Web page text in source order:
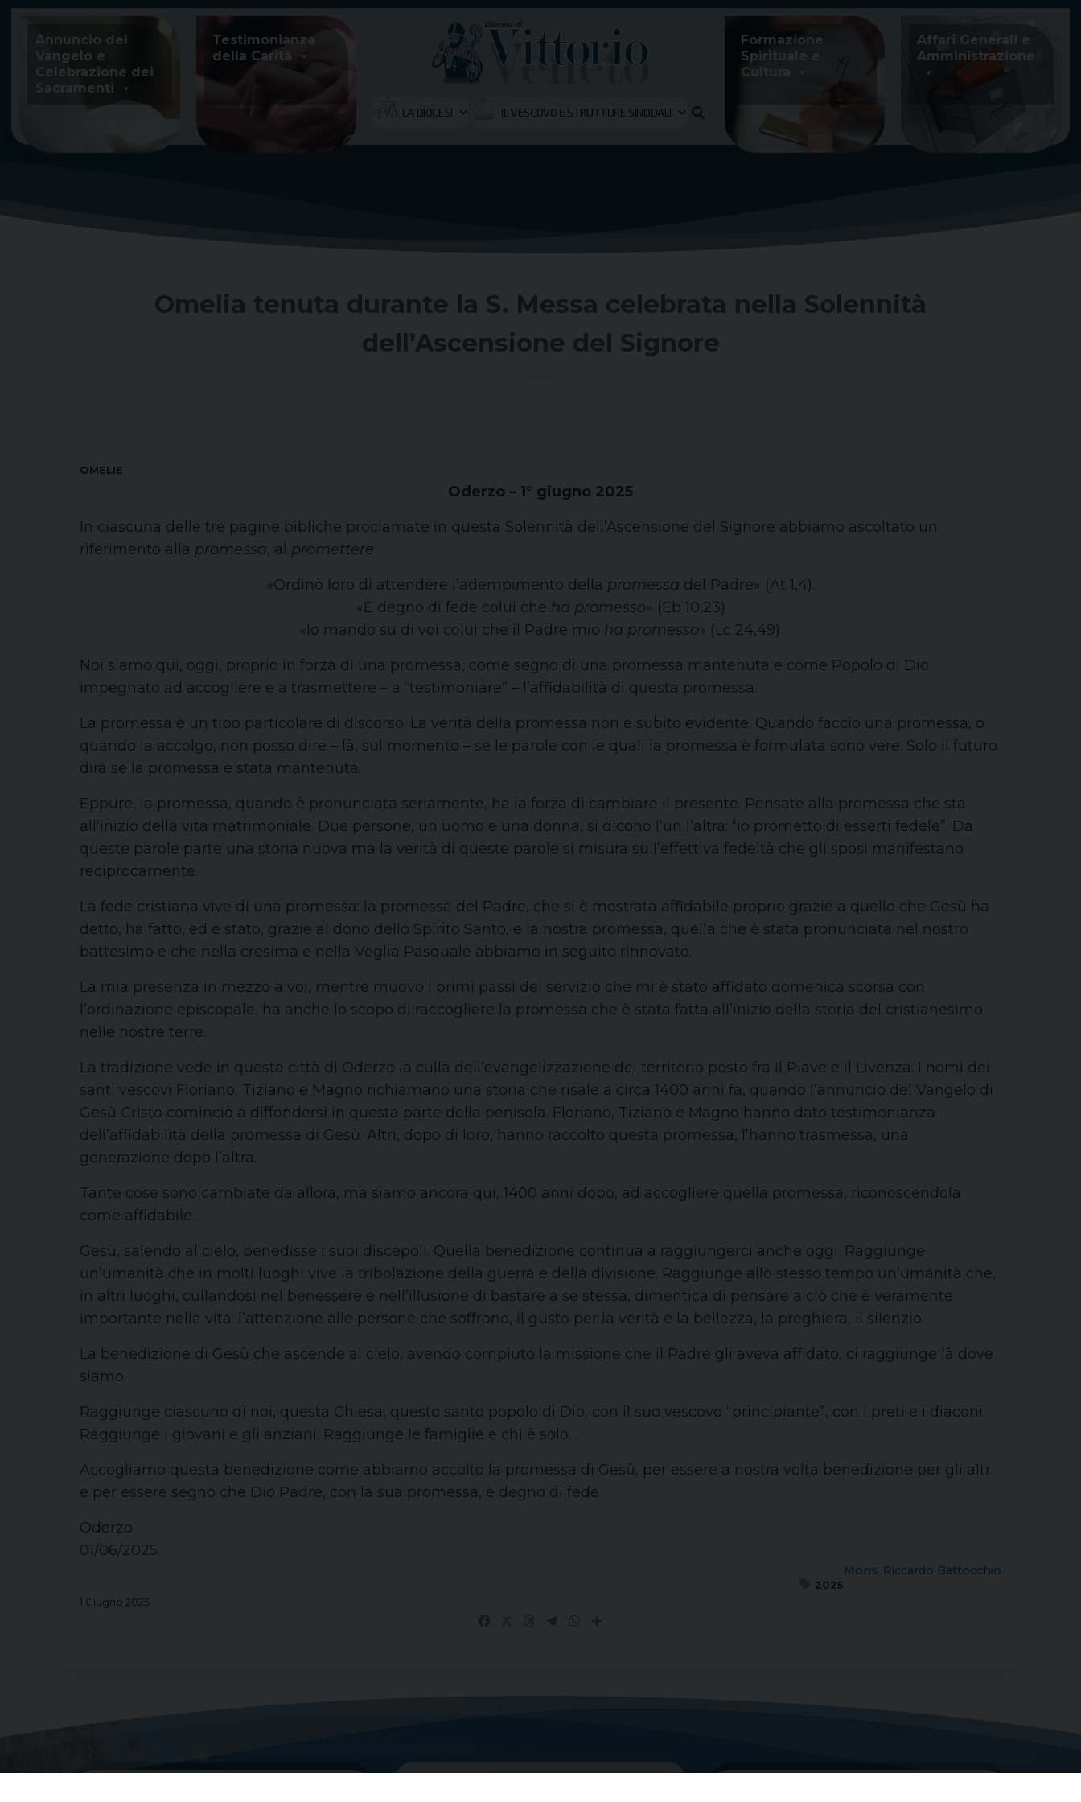
Skip
content
Annuncio del
Vangelo e
Celebrazione dei
Sacramenti
Testimonianza
della Carità
LA DIOCESI IL VESCOVO E STRUTTURE SINODALI
Formazione
Spirituale e
Cultura
Affari Generali e
Amministrazione
Omelia tenuta durante la S. Messa celebrata nella Solennità
dell’Ascensione del Signore
OMELIE
Oderzo – 1° giugno 2025
In ciascuna delle tre pagine bibliche proclamate in questa Solennità dell’Ascensione del Signore abbiamo ascoltato un
riferimento alla promessa, al promettere:
«Ordinò loro di attendere l’adempimento della promessa del Padre» (At 1,4).
«È degno di fede colui che ha promesso» (Eb 10,23)
«Io mando su di voi colui che il Padre mio ha promesso» (Lc 24,49).
Noi siamo qui, oggi, proprio in forza di una promessa, come segno di una promessa mantenuta e come Popolo di Dio
impegnato ad accogliere e a trasmettere – a “testimoniare” – l’affidabilità di questa promessa.
La promessa è un tipo particolare di discorso. La verità della promessa non è subito evidente. Quando faccio una promessa, o
quando la accolgo, non posso dire – là, sul momento – se le parole con le quali la promessa è formulata sono vere. Solo il futuro
dirà se la promessa è stata mantenuta.
Eppure, la promessa, quando è pronunciata seriamente, ha la forza di cambiare il presente. Pensate alla promessa che sta
all’inizio della vita matrimoniale. Due persone, un uomo e una donna, si dicono l’un l’altra: “io prometto di esserti fedele”. Da
queste parole parte una storia nuova ma la verità di queste parole si misura sull’effettiva fedeltà che gli sposi manifestano
reciprocamente.
La fede cristiana vive di una promessa: la promessa del Padre, che si è mostrata affidabile proprio grazie a quello che Gesù ha
detto, ha fatto, ed è stato, grazie al dono dello Spirito Santo, e la nostra promessa, quella che è stata pronunciata nel nostro
battesimo e che nella cresima e nella Veglia Pasquale abbiamo in seguito rinnovato.
La mia presenza in mezzo a voi, mentre muovo i primi passi del servizio che mi è stato affidato domenica scorsa con
l’ordinazione episcopale, ha anche lo scopo di raccogliere la promessa che è stata fatta all’inizio della storia del cristianesimo
nelle nostre terre.
La tradizione vede in questa città di Oderzo la culla dell’evangelizzazione del territorio posto fra il Piave e il Livenza. I nomi dei
santi vescovi Floriano, Tiziano e Magno richiamano una storia che risale a circa 1400 anni fa, quando l’annuncio del Vangelo di
Gesù Cristo cominciò a diffondersi in questa parte della penisola. Floriano, Tiziano e Magno hanno dato testimonianza
dell’affidabilità della promessa di Gesù. Altri, dopo di loro, hanno raccolto questa promessa, l’hanno trasmessa, una
generazione dopo l’altra.
Tante cose sono cambiate da allora, ma siamo ancora qui, 1400 anni dopo, ad accogliere quella promessa, riconoscendola
come affidabile.
Gesù, salendo al cielo, benedisse i suoi discepoli. Quella benedizione continua a raggiungerci anche oggi. Raggiunge
un’umanità che in molti luoghi vive la tribolazione della guerra e della divisione. Raggiunge allo stesso tempo un’umanità che,
in altri luoghi, cullandosi nel benessere e nell’illusione di bastare a se stessa, dimentica di pensare a ciò che è veramente
importante nella vita: l’attenzione alle persone che soffrono, il gusto per la verità e la bellezza, la preghiera, il silenzio.
La benedizione di Gesù che ascende al cielo, avendo compiuto la missione che il Padre gli aveva affidato, ci raggiunge là dove
siamo.
Raggiunge ciascuno di noi, questa Chiesa, questo santo popolo di Dio, con il suo vescovo “principiante”, con i preti e i diaconi.
Raggiunge i giovani e gli anziani. Raggiunge le famiglie e chi è solo…
Accogliamo questa benedizione come abbiamo accolto la promessa di Gesù, per essere a nostra volta benedizione per gli altri
e per essere segno che Dio Padre, con la sua promessa, è degno di fede.
Oderzo
01/06/2025
Mons. Riccardo Battocchio
2025
1 Giugno 2025